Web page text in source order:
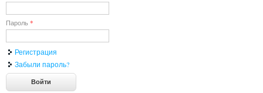
Пароль *
Регистрация
Забыли пароль?